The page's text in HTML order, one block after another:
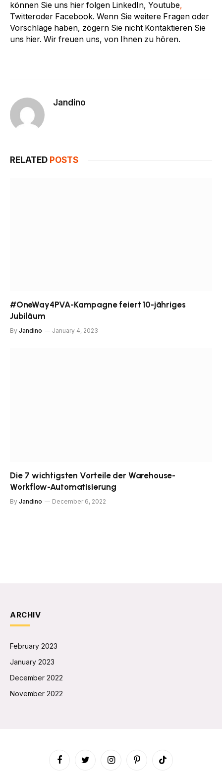
können Sie uns hier folgen LinkedIn, Youtube,
Twitteroder Facebook. Wenn Sie weitere Fragen oder
Vorschläge haben, zögern Sie nicht Kontaktieren Sie
uns hier. Wir freuen uns, von Ihnen zu hören.
Jandino
RELATED POSTS
#OneWay4PVA-Kampagne feiert 10-jähriges
Jubiläum
By Jandino January 4, 2023
Die 7 wichtigsten Vorteile der Warehouse-
Workflow-Automatisierung
By Jandino December 6, 2022
ARCHIV
February 2023
January 2023
December 2022
November 2022
FacebookTwitter InstagramPinterestTikTok